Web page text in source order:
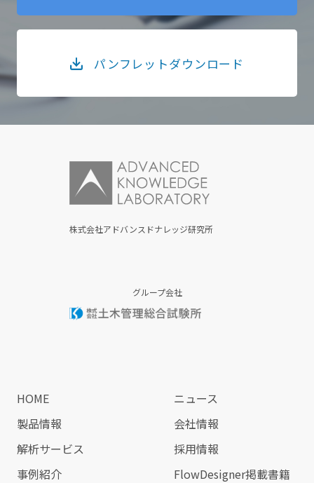
パンフレットダウンロード
株式会社アドバンスドナレッジ研究所
グループ会社
HOME
製品情報
解析サービス
事例紹介
ニュース
会社情報
採用情報
FlowDesigner掲載書籍